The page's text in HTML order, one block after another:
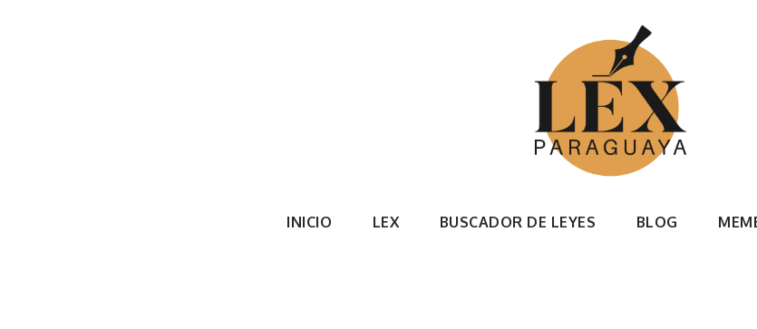
INICIO
LEX BUSCADOR DE LEYES BLOG